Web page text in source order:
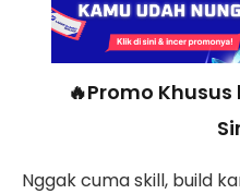
🔥Promo
Nggak cuma skill, build